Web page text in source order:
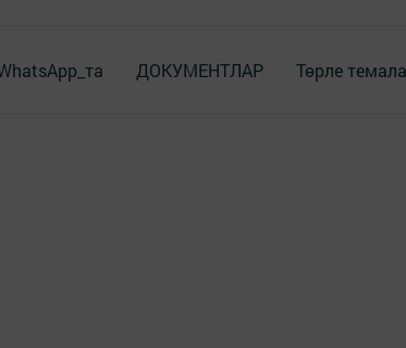
ДОКУМЕНТЛАР Төрле